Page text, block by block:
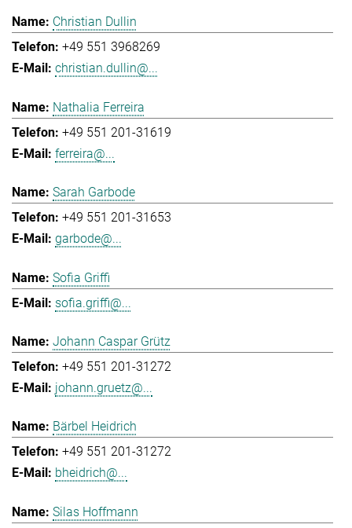
Christian Dullin
+49 551 3968269
christian.dullin@...
Nathalia Ferreira
+49 551 201-31619
ferreira@...
Sarah Garbode
+49 551 201-31653
garbode@...
Sofia Griffi
sofia.griffi@...
Johann Caspar Grütz
+49 551 201-31272
johann.gruetz@...
Bärbel Heidrich
+49 551 201-31272
bheidrich@...
Silas Hoffmann